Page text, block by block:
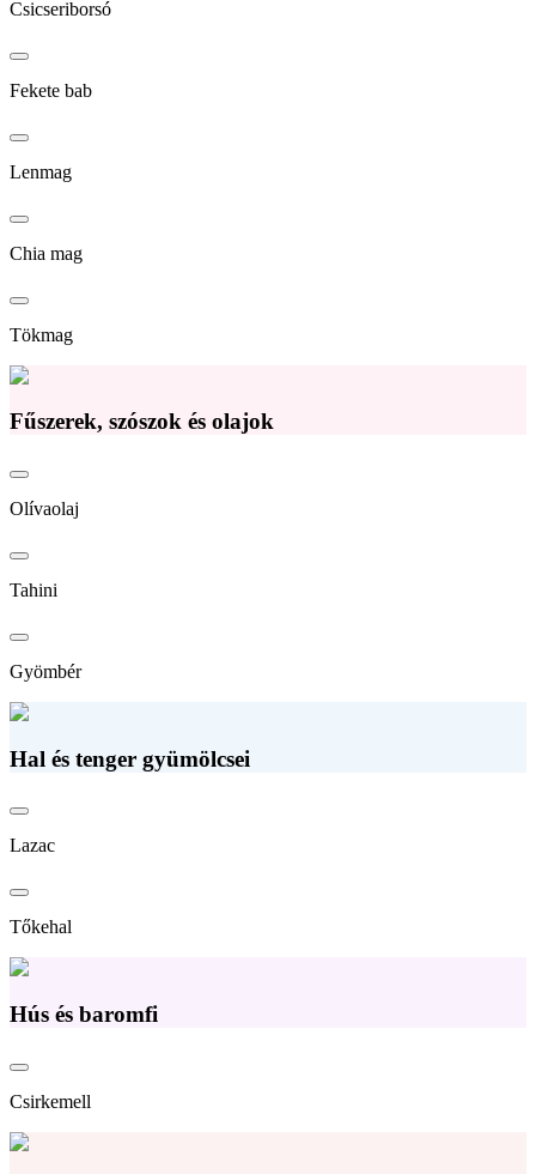
Csicseriborsó
Fekete bab
Lenmag
Chia mag
Tökmag
Fűszerek, szószok és olajok
Olívaolaj
Tahini
Gyömbér
Hal és tenger gyümölcsei
Lazac
Tőkehal
Hús és baromfi
Csirkemell